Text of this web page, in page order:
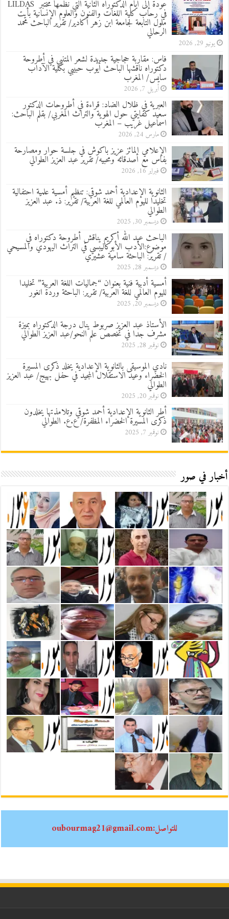
عودة إلى أيام الدكتوراه الثانية التي نظمها مختبر LILDAS
في رحاب كلية اللغات والفنون والعلوم الإنسانية بأيت
ملول التابعة لجامعة ابن زهر أكادير/ تقرير الباحث محمد
الرحالي
يونيو 29, 2026
فاس: مقاربة حجاجية جديدة لشعر المتنبي في أطروحة
دكتوراه ناقشها الباحث أيوب حبيبي بكلية الآداب
سايس/ المغرب
أبريل 7, 2026
العبرية في ظلال الضاد: قراءة في أطروحات الدكتور
سعيد كفايتي حول الهوية والتراث المغربي/ بقلم الباحث:
اسماعيل غريب – المغرب
مارس 24, 2026
الإعلامي المائز عزيز باكوش في جلسة حوار ومصارحة
بفاس مع أصدقائه ومحبيه/ تقرير عبد العزيز الطوالي
فبراير 16, 2026
الثانوية الإعدادية أحمد شوقي: تنظيم أمسية علمية احتفالية
تخليدا لليوم العالمي للغة العربية/ تقرير: ذ. عبد العزيز
الطوالي
ديسمبر 30, 2025
الباحث عبد الله أكريم يناقش أطروحة دكتوراه في
موضوع:الأدب الأبوكاليبسي في التراث اليهودي والمسيحي
/ تقرير: الباحثة سامية عشيري
ديسمبر 28, 2025
أمسية أدبية فنية بعنوان “جماليات اللغة العربية” تخليدا
لليوم العالمي للغة العربية/ تقرير: الباحثة وردة انغور
ديسمبر 20, 2025
الأستاذ عبد العزيز صربوط ينال درجة الدكتوراه بميزة
مشرف جدا في تخصص علم النحو/عبد العزيز الطوالي
نوفمبر 28, 2025
نادي الموسيقى بالثانوية الإعدادية يخلد ذكرى المسيرة
الخضراء وعيد الاستقلال المجيد في حفل بهيج/ عبد العزيز
الطوالي
نوفمبر 20, 2025
أطر الثانوية الإعدادية أحمد شوقي وتلامذتها يخلدون
ذكرى المسيرة الخضراء المظفرة/ ع.ع. الطوالي
نوفمبر 7, 2025
أخبار في صور
للتواصل:oubourmag21@gmail.com